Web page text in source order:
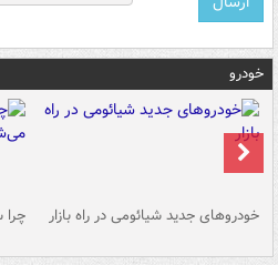
خودرو
خودروهای جدید شیائومی در راه بازار